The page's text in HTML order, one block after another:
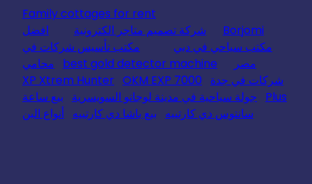
Family cottages for rent
Borjomi
شركة تصميم متاجر الكترونية
افضل
مكتب سياحي في دبي
مكتب تأسيس شركات في
مصر
best gold detector machine
محامي
شركات في جدة
XP Xtrem Hunter OKM EXP 7000
Plus
جولة سياحية في مدينة لوجانو السويسرية
بيع ساعة
سانتوس دي كارتييه
بيع باشا دي كارتييه أنواع البن